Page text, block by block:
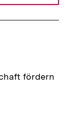
fördern